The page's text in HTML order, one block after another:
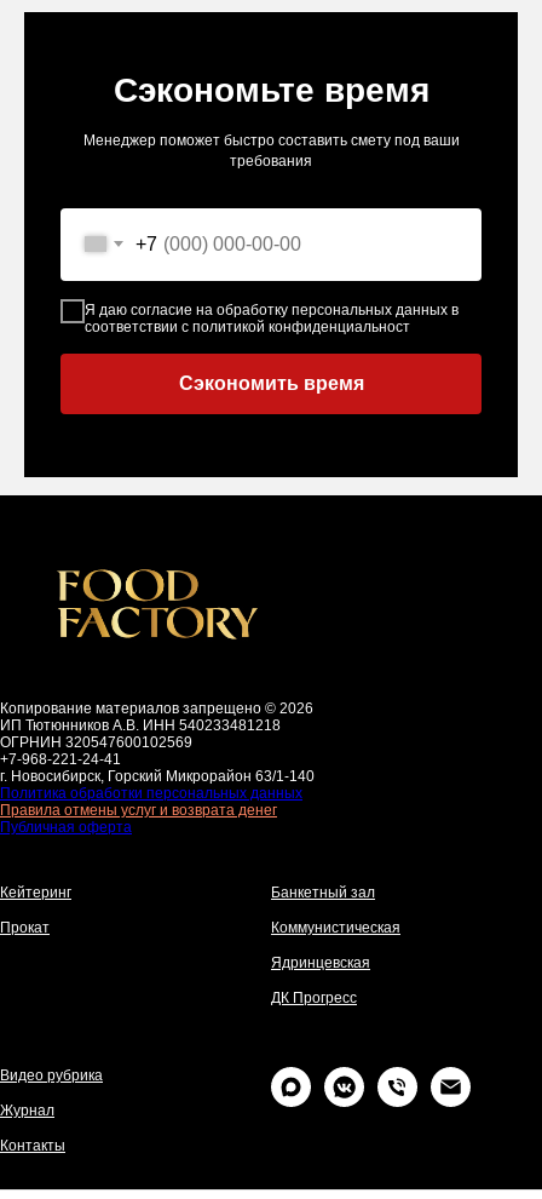
Сэкономьте время
Менеджер поможет быстро составить смету под ваши
требования
+7
Я даю согласие на обработку персональных данных в
соответствии с политикой конфиденциальност
Сэкономить время
Копирование материалов запрещено © 2026
ИП Тютюнников А.В. ИНН 540233481218
ОГРНИН 320547600102569
+7-968-221-24-41
г. Новосибирск, Горский Микрорайон 63/1-140
Политика обработки персональных данных
Правила отмены услуг и возврата денег
Публичная оферта
Кейтеринг
Прокат
Банкетный зал
Коммунистическая
Ядринцевская
ДК Прогресс
Видео рубрика
Журнал
Контакты